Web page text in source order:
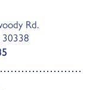
Rd.
30338